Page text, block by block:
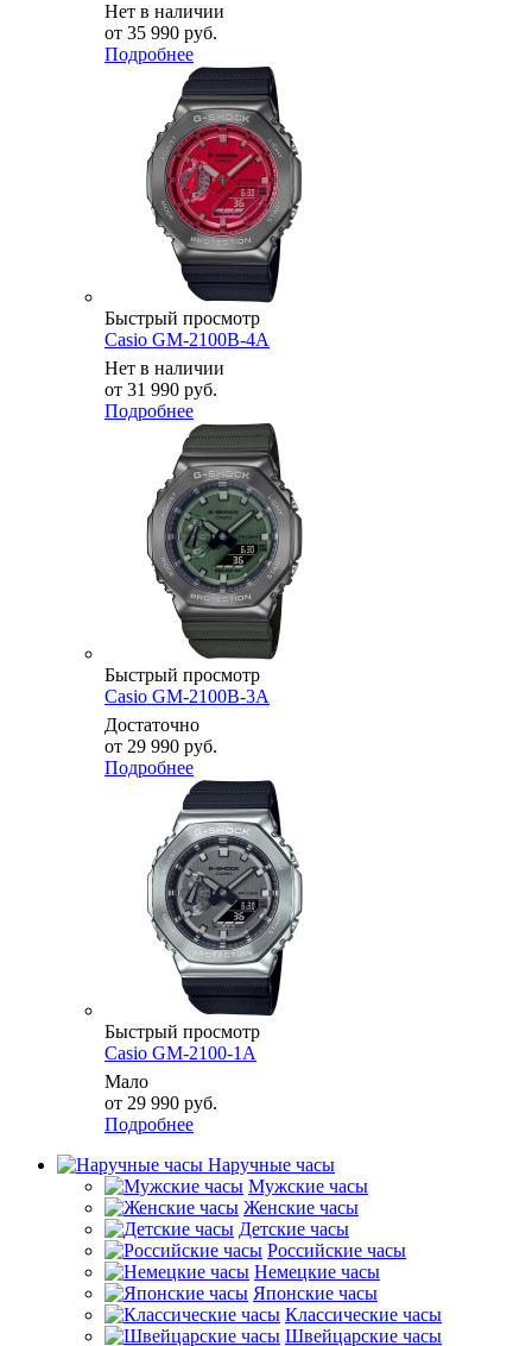
Нет в наличии
от 35 990 руб.
Подробнее
Быстрый просмотр
Casio GM-2100B-4A
Нет в наличии
от 31 990 руб.
Подробнее
Быстрый просмотр
Casio GM-2100B-3A
Достаточно
от 29 990 руб.
Подробнее
Быстрый просмотр
Casio GM-2100-1A
Мало
от 29 990 руб.
Подробнее
Наручные часы
Мужские часы
Женские часы
Детские часы
Российские часы
Немецкие часы
Японские часы
Классические часы
Швейцарские часы